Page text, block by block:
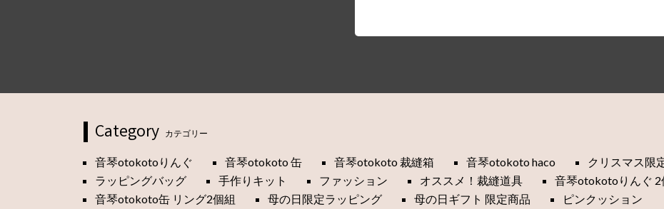
Category カテゴリー
音琴otokotoりんぐ 音琴otokoto 缶 音琴otokoto 裁縫箱 音琴otokoto haco
クリスマス限
ラッピングバッグ
手作りキット ファッション オススメ！裁縫道具
音琴otokotoりんぐ 2
音琴otokoto缶 リング2個組
母の日限定ラッピング 母の日ギフト 限定商品 ピンクッション